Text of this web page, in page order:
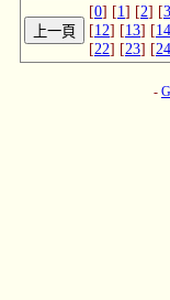
[0] [1] [2] [3
[12] [13] [14
[22] [23] [24
-